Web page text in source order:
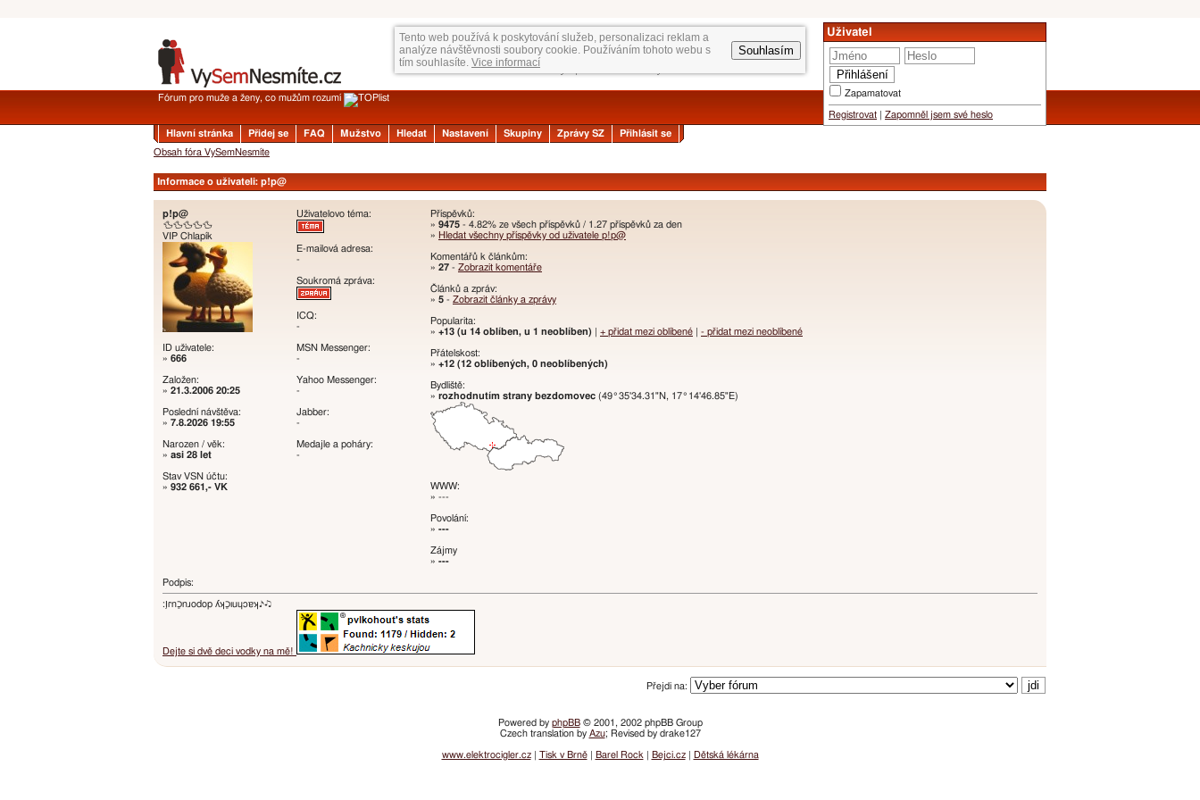
Tento web používá k poskytování služeb, personalizaci reklam a
analýze návštěvnosti soubory cookie. Používáním tohoto webu s
tím souhlasíte. Vice informací
Souhlasím
Uživatel
Zapamatovat
Registrovat Zapomněl jsem své heslo
Fórum pro muže a ženy, co mužům rozumí
Hlavní stránka Přidej se FAQ Mužstvo Hledat Nastavení Skupiny Zprávy SZ
Přihlásit se
Obsah fóra VySemNesmíte
Informace o uživateli: p!p@
p!p@
🦆🦆🦆🦆🦆
VIP Chlapík
ID uživatele:
» 666
Založen:
» 21.3.2006 20:25
Poslední návštěva:
» 7.8.2026 19:55
Narozen / věk:
» asi 28 let
Stav VSN účtu:
» 932 661,- VK
Uživatelovo téma:
E-mailová adresa:
-
Soukromá zpráva:
ICQ:
-
MSN Messenger:
-
Yahoo Messenger:
-
Jabber:
-
Medajle a poháry:
-
Příspěvků:
» 9475 - 4.82% ze všech příspěvků / 1.27 příspěvků za den
» Hledat všechny příspěvky od uživatele p!p@
Komentářů k článkům:
» 27 - Zobrazit komentáře
Článků a zpráv:
» 5 - Zobrazit články a zprávy
Popularita:
» +13 (u 14 oblíben, u 1 neoblíben) + přidat mezi oblíbené - přidat mezi neoblíbené
Přátelskost:
» +12 (12 oblíbených, 0 neoblíbených)
Bydliště:
» rozhodnutím strany bezdomovec (49°35'34.31"N, 17°14'46.85"E)
WWW:
» ---
Povolání:
» ---
Zájmy
» ---
Podpis:
:ו֥ɾnכַnɹodop ʎʞכַıuɥɔɐʞ♪♫
Dejte si dvě deci vodky na mě!
Přejdi na:
Powered by phpBB© 2001, 2002 phpBB Group
Czech translation by Azu; Revised by drake127
www.elektrocigler.cz| Tisk v Brně| Barel Rock Bejci.cz| Dětská lékárna